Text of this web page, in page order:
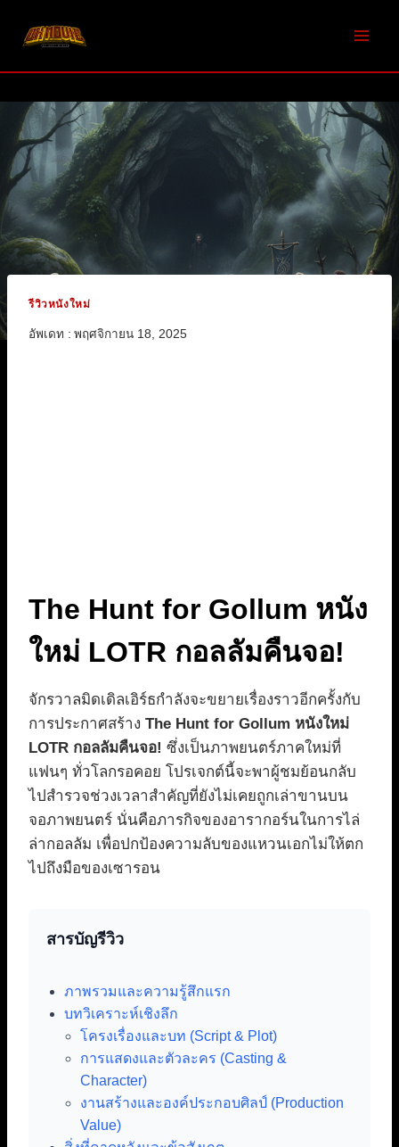
รีวิวหนังใหม่
อัพเดท : พฤศจิกายน 18, 2025
The Hunt for Gollum หนัง
ใหม่ LOTR กอลลัมคืนจอ!
จักรวาลมิดเดิลเอิร์ธกำลังจะขยายเรื่องราวอีกครั้งกับ
การประกาศสร้าง The Hunt for Gollum หนังใหม่
LOTR กอลลัมคืนจอ! ซึ่งเป็นภาพยนตร์ภาคใหม่ที่
แฟนๆ ทั่วโลกรอคอย โปรเจกต์นี้จะพาผู้ชมย้อนกลับ
ไปสำรวจช่วงเวลาสำคัญที่ยังไม่เคยถูกเล่าขานบน
จอภาพยนตร์ นั่นคือภารกิจของอารากอร์นในการไล่
ล่ากอลลัม เพื่อปกป้องความลับของแหวนเอกไม่ให้ตก
ไปถึงมือของเซารอน
สารบัญรีวิว
ภาพรวมและความรู้สึกแรก
บทวิเคราะห์เชิงลึก
โครงเรื่องและบท (Script & Plot)
การแสดงและตัวละคร (Casting &
Character)
งานสร้างและองค์ประกอบศิลป์ (Production
Value)